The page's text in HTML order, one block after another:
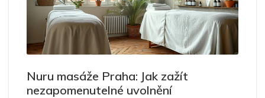
Nuru masáže Praha: Jak zažít
nezapomenutelné uvolnění